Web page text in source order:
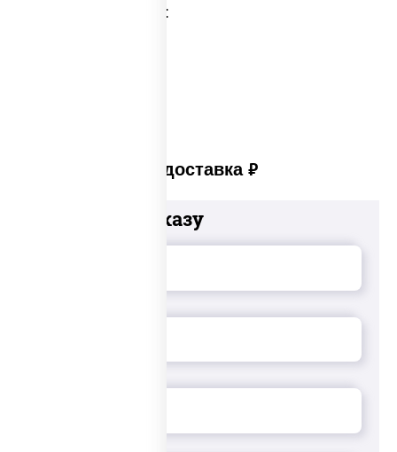
Категории товара:
Платная доставка руб
Добавьте к заказу